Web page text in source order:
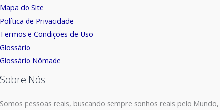
Mapa do Site
Política de Privacidade
Termos e Condições de Uso
Glossário
Glossário Nômade
Sobre Nós
Somos pessoas reais, buscando sempre sonhos reais pelo Mundo,